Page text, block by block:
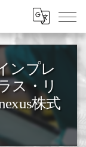
Menu
ンプレ
ス・リ
株式